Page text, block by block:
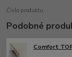
Číslo produktu:
Podobné
Comfort